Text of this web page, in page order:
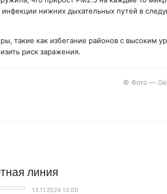
инфекции нижних дыхательных путей в
такие как избегание районов с высоким
риск заражения.
© Фото —
линия
13.11.2024 13:00